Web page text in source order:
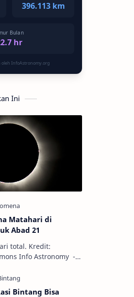
396.113 km
Bulan
hr
InfoAstronomy.org
Ini
Matahari di
Abad 21
total. Kredit:
-
akan terjadi sebanyak
Bintang Bisa